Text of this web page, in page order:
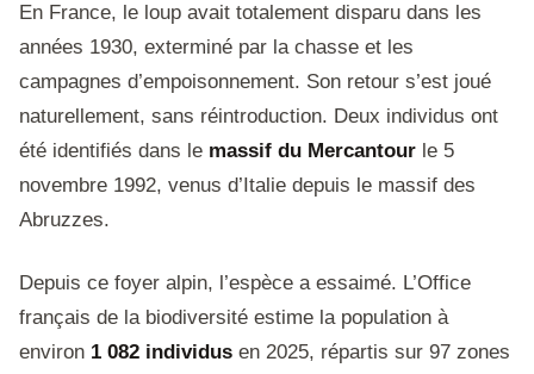
En France, le loup avait totalement disparu dans les
années 1930, exterminé par la chasse et les
campagnes d’empoisonnement. Son retour s’est joué
naturellement, sans réintroduction. Deux individus ont
été identifiés dans le massif du Mercantour le 5
novembre 1992, venus d’Italie depuis le massif des
Abruzzes.
Depuis ce foyer alpin, l’espèce a essaimé. L’Office
français de la biodiversité estime la population à
environ 1 082 individus en 2025, répartis sur 97 zones